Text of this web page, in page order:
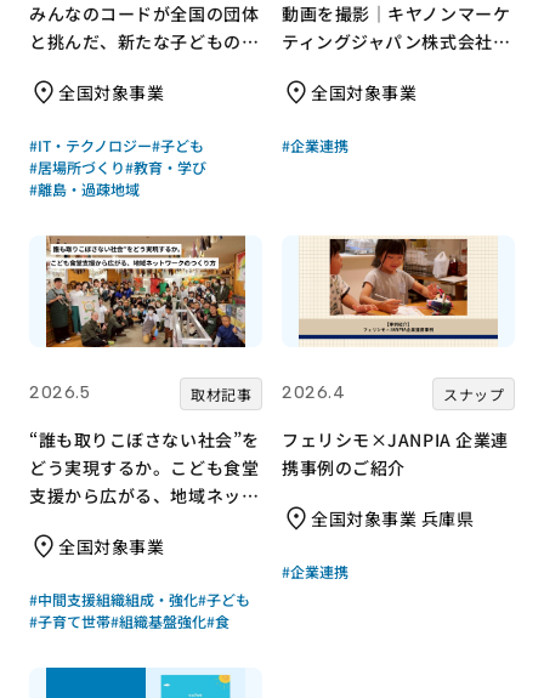
みんなのコードが全国の団体
と挑んだ、新たな子どもの居
全国対象事業
#IT・テクノロジー#子ども
#居場所づくり#教育・学び
#離島・過疎地域
動画を撮影｜キヤノンマーケ
ティングジャパン株式会社×
全国対象事業
#企業連携
2026.5 取材記事
“誰も取りこぼさない社会”を
どう実現するか。こども食堂
支援から広がる、地域ネット
全国対象事業
#中間支援組織組成・強化#子ども
#子育て世帯#組織基盤強化#食
2026.4 スナップ
フェリシモ×JANPIA 企業連
携事例のご紹介
全国対象事業 兵庫県
#企業連携